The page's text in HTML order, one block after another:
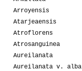
Arroyensis
Atarjeaensis
Atroflorens
Atrosanguinea
Aureilanata
Aureilanata v. alba